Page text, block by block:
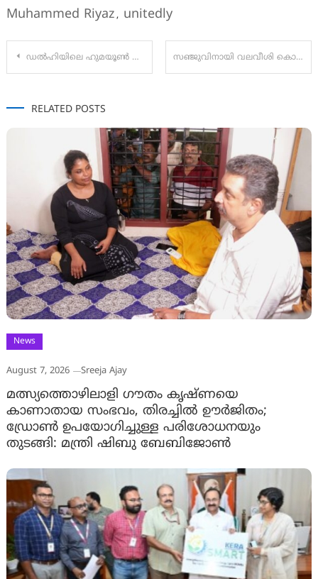
Muhammed Riyaz, unitedly
Post
ഡൽഹിയിലെ ഹുമയൂൺ ശവകുടീരത്തിന്റെ ഒരു ഭാഗം തകർന്നുവീണ് അഞ്ച് പേര്‍ മരിച്ചു സഞ്ജുവിനായി വലവീശി കൊല്‍ക്കത്ത , ട്രേഡിങ്ങിലൂടെ തട്ടകത്തിലെത്തിക്കാന്‍ ഓഫര്‍
RELATED POSTS
News
August 7, 2026 Sreeja Ajay
മത്സ്യത്തൊഴിലാളി ഗൗതം കൃഷ്ണയെ
കാണാതായ സംഭവം, തിരച്ചിൽ ഊർജിതം;
ഡ്രോണ്‍ ഉപയോഗിച്ചുള്ള പരിശോധനയും
തുടങ്ങി: മന്ത്രി ഷിബു ബേബിജോണ്‍